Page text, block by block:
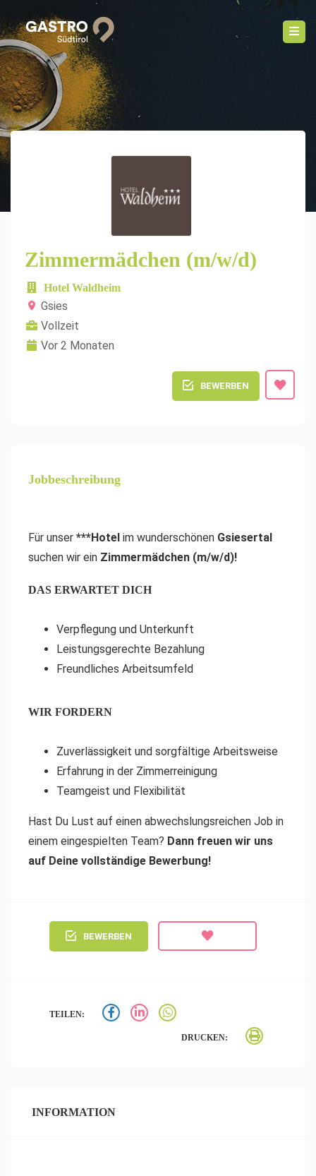
Zimmermädchen (m/w/d)
Hotel Waldheim
Gsies
Vollzeit
Vor 2 Monaten
BEWERBEN
Jobbeschreibung
Für unser ***Hotel im wunderschönen Gsiesertal
suchen wir ein Zimmermädchen (m/w/d)!
DAS ERWARTET DICH
Verpflegung und Unterkunft
Leistungsgerechte Bezahlung
Freundliches Arbeitsumfeld
WIR FORDERN
Zuverlässigkeit und sorgfältige Arbeitsweise
Erfahrung in der Zimmerreinigung
Teamgeist und Flexibilität
Hast Du Lust auf einen abwechslungsreichen Job in
einem eingespielten Team? Dann freuen wir uns
auf Deine vollständige Bewerbung!
BEWERBEN
TEILEN:
DRUCKEN:
INFORMATION